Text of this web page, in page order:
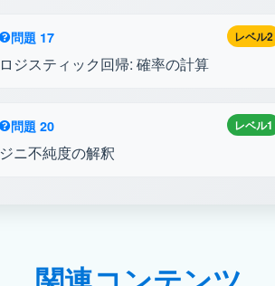
レベル2
問題 17
ロジスティック回帰: 確率の計算
レベル1
問題 20
ジニ不純度の解釈